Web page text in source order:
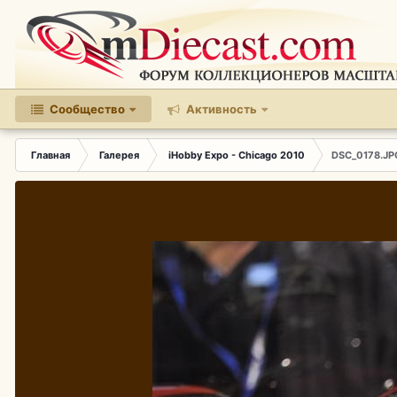
Сообщество Активность
Главная Галерея iHobby Expo - Chicago 2010